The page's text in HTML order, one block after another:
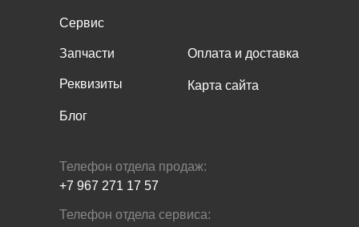
Сервис
Реквизиты
Блог
Запчасти Оплата и доставка
Карта сайта
Телефон отдела сервиса:
Телефон отдела продаж:
+7 967 271 17 57